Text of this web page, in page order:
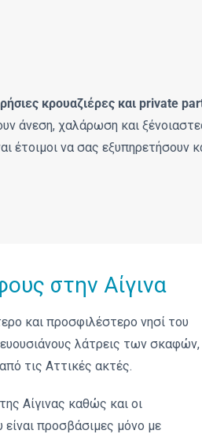
κρουαζιέρες και private
άνεση, χαλάρωση και
έτοιμοι να σας εξυπηρετήσουν
στην Αίγινα
και προσφιλέστερο νησί του
λάτρεις των σκαφών,
τις Αττικές ακτές.
Αίγινας καθώς και οι
προσβάσιμες μόνο με